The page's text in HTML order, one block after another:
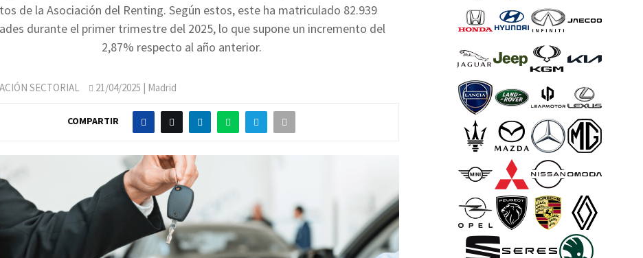
de la Asociación del Renting. Según estos, este ha matriculado 82.939
durante el primer trimestre del 2025, lo que supone un incremento del
2,87% respecto al año anterior.
SECTORIAL 21/04/2025 | Madrid
COMPARTIR